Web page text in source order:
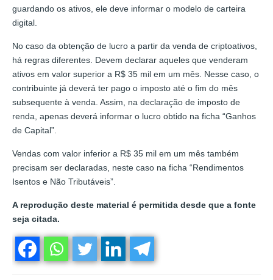
guardando os ativos, ele deve informar o modelo de carteira
digital.
No caso da obtenção de lucro a partir da venda de criptoativos,
há regras diferentes. Devem declarar aqueles que venderam
ativos em valor superior a R$ 35 mil em um mês. Nesse caso, o
contribuinte já deverá ter pago o imposto até o fim do mês
subsequente à venda. Assim, na declaração de imposto de
renda, apenas deverá informar o lucro obtido na ficha “Ganhos
de Capital”.
Vendas com valor inferior a R$ 35 mil em um mês também
precisam ser declaradas, neste caso na ficha “Rendimentos
Isentos e Não Tributáveis”.
A reprodução deste material é permitida desde que a fonte
seja citada.